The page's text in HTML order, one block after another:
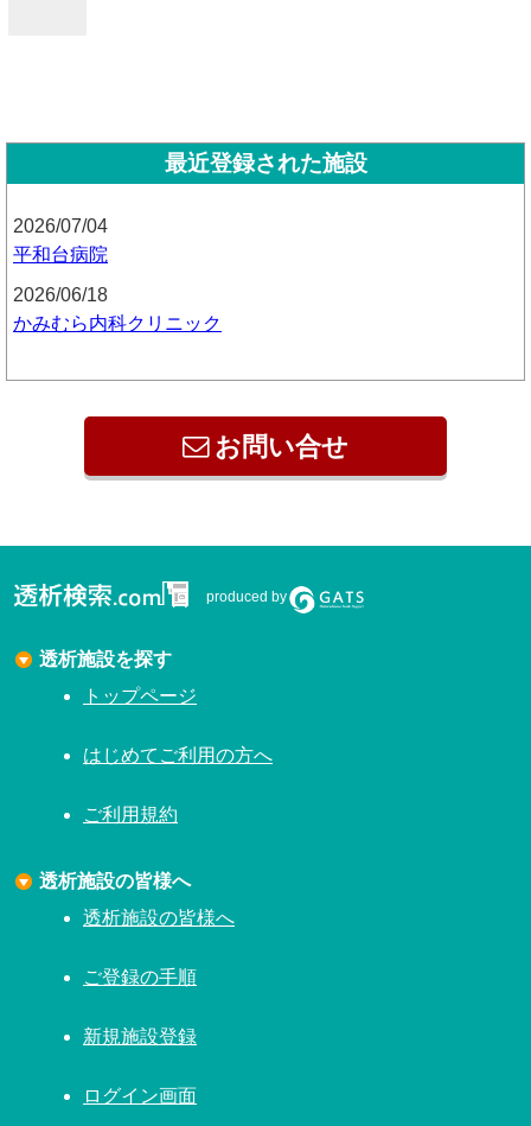
最近登録された施設
2026/07/04
平和台病院
2026/06/18
かみむら内科クリニック
お問い合せ
produced by
透析施設を探す
トップページ
はじめてご利用の方へ
ご利用規約
透析施設の皆様へ
透析施設の皆様へ
ご登録の手順
新規施設登録
ログイン画面